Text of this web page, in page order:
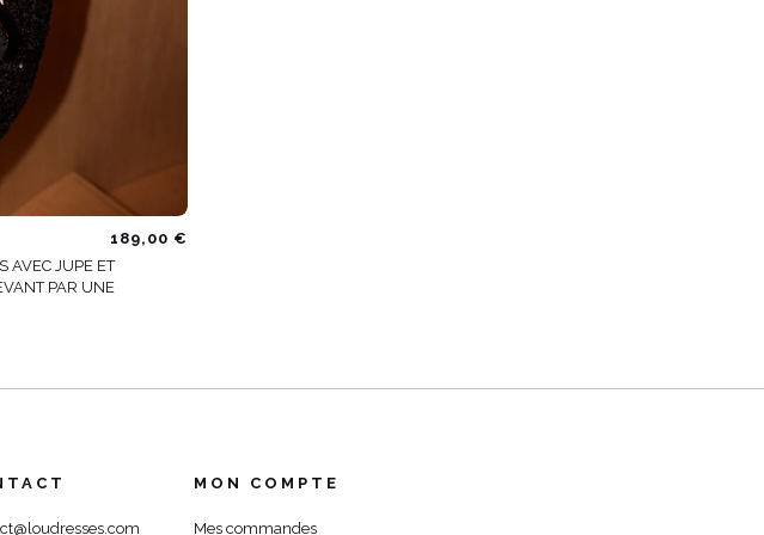
189,00 €
AVEC JUPE ET
PAR UNE
MON COMPTE
Mes commandes